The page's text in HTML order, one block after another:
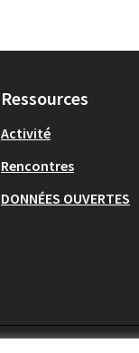
Ressources
Activité
Rencontres
DONNÉES OUVERTES